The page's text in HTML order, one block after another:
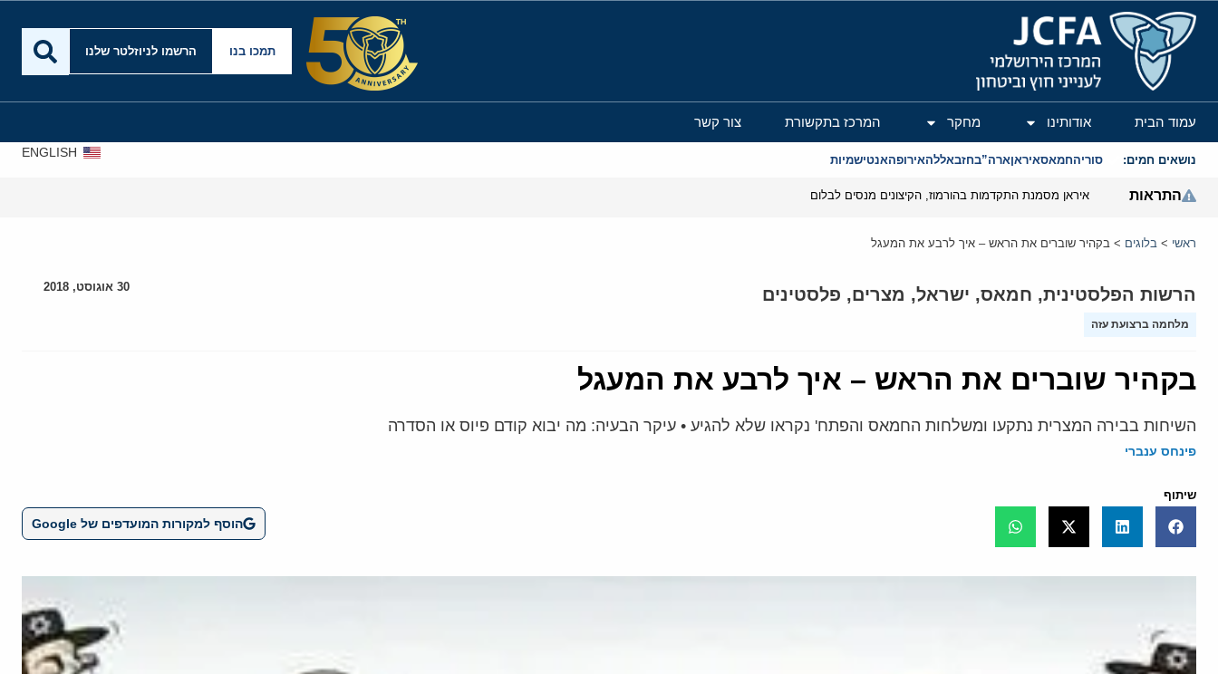
המרכז הירושלמי לענייני חוץ וביטחון
תמכו בנו הרשמו לניוזלטר שלנו
עמוד הבית אודותינו מחקר המרכז בתקשורת צור קשר
נושאים חמים: סוריהחמאסאיראןארה”בחזבאללהאירופהאנטישמיות
ENGLISH
התראות איראן מסמנת התקדמות בהורמוז, הקיצונים מנסים לבלום
ראשי > בלוגים > בקהיר שוברים את הראש – איך לרבע את המעגל
הרשות הפלסטינית, חמאס, ישראל, מצרים, פלסטינים
מלחמה ברצועת עזה
30 אוגוסט, 2018
בקהיר שוברים את הראש – איך לרבע את המעגל
השיחות בבירה המצרית נתקעו ומשלחות החמאס והפתח' נקראו שלא להגיע • עיקר הבעיה: מה יבוא קודם פיוס או הסדרה
פינחס ענברי
שיתוף
הוסף למקורות המועדפים של Google